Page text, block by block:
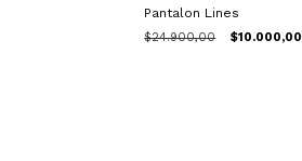
Pantalon Lines
$24.900,00 $10.000,00